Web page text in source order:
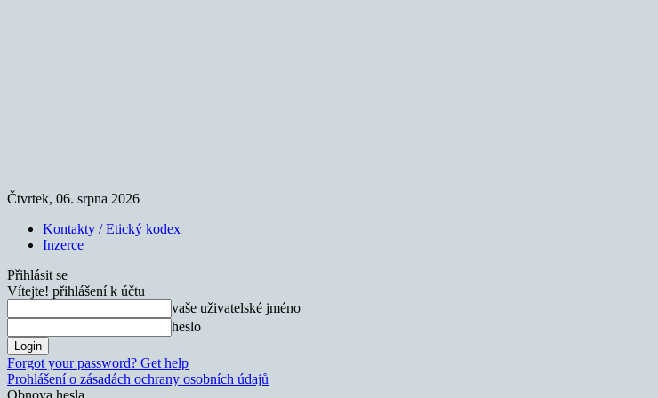
Čtvrtek, 06. srpna 2026
Kontakty / Etický kodex
Inzerce
Přihlásit se
Vítejte! přihlášení k účtu
vaše uživatelské jméno
heslo
Forgot your password? Get help
Prohlášení o zásadách ochrany osobních údajů
Obnova hesla